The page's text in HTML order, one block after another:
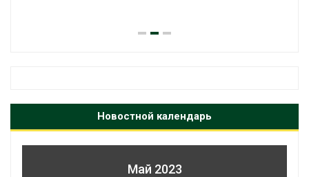
Новостной календарь
Май 2023